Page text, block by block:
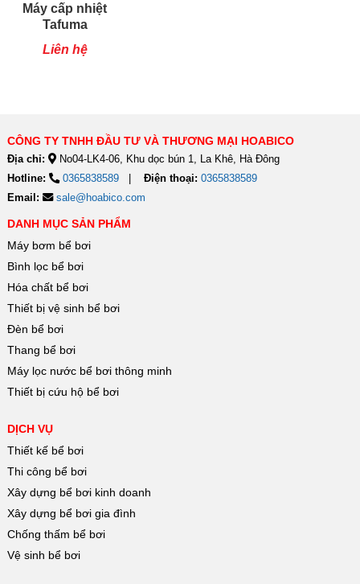
Máy cấp nhiệt
Tafuma
TSQ80RP
Liên hệ
CÔNG TY TNHH ĐẦU TƯ VÀ THƯƠNG MẠI HOABICO
Địa chỉ:
No04-LK4-06, Khu dọc bún 1, La Khê, Hà Đông
Hotline:
0365838589 Điện thoại: 0365838589
Email:
sale@hoabico.com
DANH MỤC SẢN PHẨM
Máy bơm bể bơi
Bình lọc bể bơi
Hóa chất bể bơi
Thiết bị vệ sinh bể bơi
Đèn bể bơi
Thang bể bơi
Máy lọc nước bể bơi thông minh
Thiết bị cứu hộ bể bơi
DỊCH VỤ
Thiết kế bể bơi
Thi công bể bơi
Xây dựng bể bơi kinh doanh
Xây dựng bể bơi gia đình
Chống thấm bể bơi
Vệ sinh bể bơi